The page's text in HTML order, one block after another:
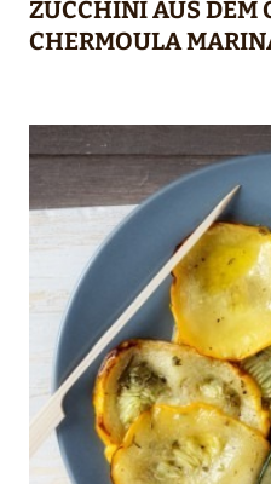
ZUCCHINI AUS DEM
CHERMOULA